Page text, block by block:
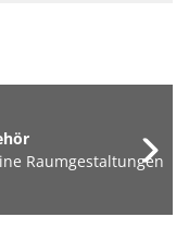
Raumgestaltungen